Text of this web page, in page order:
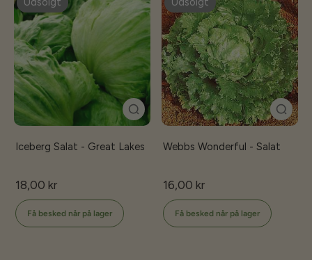
Iceberg Salat - Great Lakes
18,00 kr
Få besked når på lager
Webbs Wonderful - Salat
16,00 kr
Få besked når på lager